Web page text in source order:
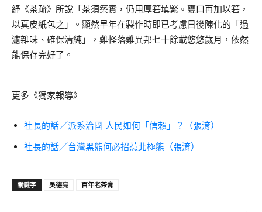
紓《茶疏》所說「茶須築實，仍用厚箬填緊。甕口再加以箬，
以真皮紙包之」。顯然早年在製作時即已考慮日後陳化的「過
濾雜味、確保清純」，難怪落難異邦七十餘載悠悠歲月，依然
能保存完好了。
更多《獨家報導》
社長的話／派系治國 人民如何「信賴」？（張淯）
社長的話／台灣黑熊何必招惹北極熊（張淯）
關鍵字 吳德亮 百年老茶膏